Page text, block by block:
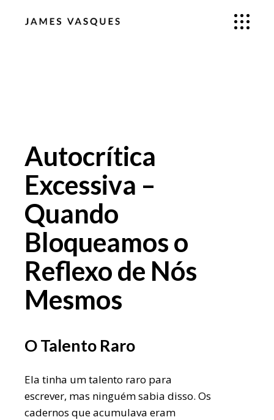
Autocrítica
Excessiva –
Quando
Bloqueamos o
Reflexo de Nós
Mesmos
O Talento Raro
Ela tinha um talento raro para
escrever, mas ninguém sabia disso. Os
cadernos que acumulava eram